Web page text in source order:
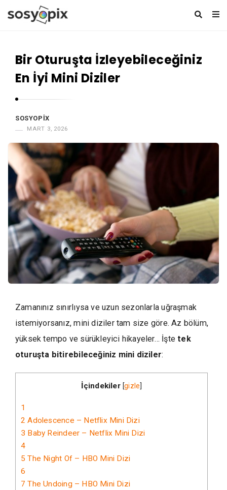
Bir Oturuşta İzleyebileceğiniz
En İyi Mini Diziler
SOSYOPIX
MART 3, 2026
Zamanınız sınırlıysa ve uzun sezonlarla uğraşmak
istemiyorsanız, mini diziler tam size göre. Az bölüm,
yüksek tempo ve sürükleyici hikayeler… İşte tek
oturuşta bitirebileceğiniz mini diziler:
İçindekiler [gizle]
1
2 Adolescence – Netflix Mini Dizi
3 Baby Reindeer – Netflix Mini Dizi
4
5 The Night Of – HBO Mini Dizi
6
7 The Undoing – HBO Mini Dizi